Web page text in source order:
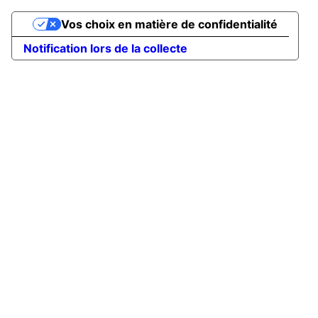
Notification lors de la collecte
Vos choix en matière de confidentialité